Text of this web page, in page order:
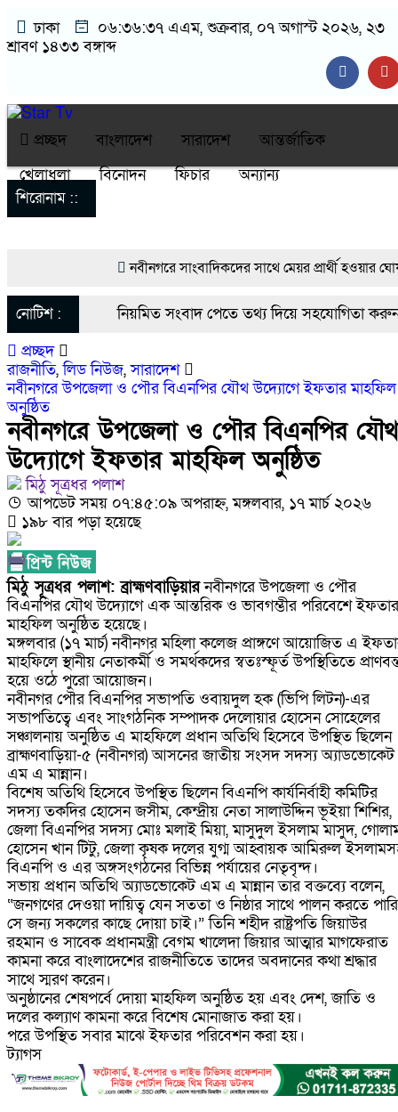
ঢাকা ০৬:৩৬:৩৭ এএম, শুক্রবার, ০৭ অগাস্ট ২০২৬, ২৩
শ্রাবণ ১৪৩৩ বঙ্গাব্দ
প্রচ্ছদ বাংলাদেশ সারাদেশ
আন্তর্জাতিক
খেলাধুলা
বিনোদন ফিচার
অন্যান্য
শিরোনাম ::
নবীনগরে সাংবাদিকদের সাথে মেয়র প্রার্থী হওয়ার
নেতা মাসুদ রানা’র মতবিনিময়
নবীনগরে সন্ত্রাসীদের হামলায় র‍্যাবের ৩ সদস্য আহত,
গ্রেফতার ৫
নবীনগরের খাগাতুয়া গ্রামে তিন র‍্যাব সদস্য লাঞ্ছিত
নবীনগরে ভাইয়ের আঘাতে ভাইয়ের মৃত্যু; হত্যা
গ্রেফতার
নবীনগরে অটোরিকশা চালককে কুপিয়েছে সন্ত্রাসীরা
ঠিকাদারের হামলার শিকার প্রকৌশলী বদলি, ১৫ দিনেও
আসামি
নবীনগরে ধান মাড়াই মেশিনে শ্রমিকের হাতের কবজি
নবীনগরে জনবান্ধব তিন সিদ্ধান্তের প্রশংসায় ভাসছেন
নোটিশ :
নিয়মিত সংবাদ পেতে তথ্য দিয়ে সহযোগিতা করুন
প্রচ্ছদ
রাজনীতি,লিড নিউজ,সারাদেশ
নবীনগরে উপজেলা ও পৌর বিএনপির যৌথ উদ্যোগে ইফতার মাহফিল
অনুষ্ঠিত
নবীনগরে উপজেলা ও পৌর বিএনপির যৌথ
উদ্যোগে ইফতার মাহফিল অনুষ্ঠিত
মিঠু সূত্রধর পলাশ
আপডেট সময় ০৭:৪৫:০৯ অপরাহ্ন, মঙ্গলবার, ১৭ মার্চ ২০২৬
১৯৮ বার পড়া হয়েছে
মিঠু সূত্রধর পলাশ: ব্রাহ্মণবাড়িয়ারনবীনগরে উপজেলা ও পৌর
বিএনপির যৌথ উদ্যোগে এক আন্তরিক ও ভাবগম্ভীর পরিবেশে ইফতার
মাহফিল অনুষ্ঠিত হয়েছে।
মঙ্গলবার (১৭ মার্চ) নবীনগর মহিলা কলেজ প্রাঙ্গণে আয়োজিত এ
মাহফিলে স্থানীয় নেতাকর্মী ও সমর্থকদের স্বতঃস্ফূর্ত উপস্থিতিতে
হয়ে ওঠে পুরো আয়োজন।
নবীনগর পৌর বিএনপির সভাপতি ওবায়দুল হক (ভিপি লিটন)-এর
সভাপতিত্বে এবং সাংগঠনিক সম্পাদক দেলোয়ার হোসেন সোহেলের
সঞ্চালনায় অনুষ্ঠিত এ মাহফিলে প্রধান অতিথি হিসেবে উপস্থিত ছিলেন
ব্রাহ্মণবাড়িয়া-৫ (নবীনগর) আসনের জাতীয় সংসদ সদস্য অ্যাডভোকেট
এম এ মান্নান।
বিশেষ অতিথি হিসেবে উপস্থিত ছিলেন বিএনপি কার্যনির্বাহী কমিটির
সদস্য তকদির হোসেন জসীম, কেন্দ্রীয় নেতা সালাউদ্দিন ভূইয়া শিশির,
জেলা বিএনপির সদস্য মোঃ মলাই মিয়া, মাসুদুল ইসলাম মাসুদ,
হোসেন খান টিটু, জেলা কৃষক দলের যুগ্ম আহ্বায়ক আমিরুল
বিএনপি ও এর অঙ্গসংগঠনের বিভিন্ন পর্যায়ের নেতৃবৃন্দ।
সভায় প্রধান অতিথি অ্যাডভোকেট এম এ মান্নান তার বক্তব্যে বলেন,
“জনগণের দেওয়া দায়িত্ব যেন সততা ও নিষ্ঠার সাথে পালন করতে
সে জন্য সকলের কাছে দোয়া চাই।” তিনি শহীদ রাষ্ট্রপতি জিয়াউর
রহমান ও সাবেক প্রধানমন্ত্রী বেগম খালেদা জিয়ার আত্মার মাগফেরাত
কামনা করে বাংলাদেশের রাজনীতিতে তাদের অবদানের কথা শ্রদ্ধার
সাথে স্মরণ করেন।
অনুষ্ঠানের শেষপর্বে দোয়া মাহফিল অনুষ্ঠিত হয় এবং দেশ, জাতি ও
দলের কল্যাণ কামনা করে বিশেষ মোনাজাত করা হয়।
পরে উপস্থিত সবার মাঝে ইফতার পরিবেশন করা হয়।
ট্যাগস